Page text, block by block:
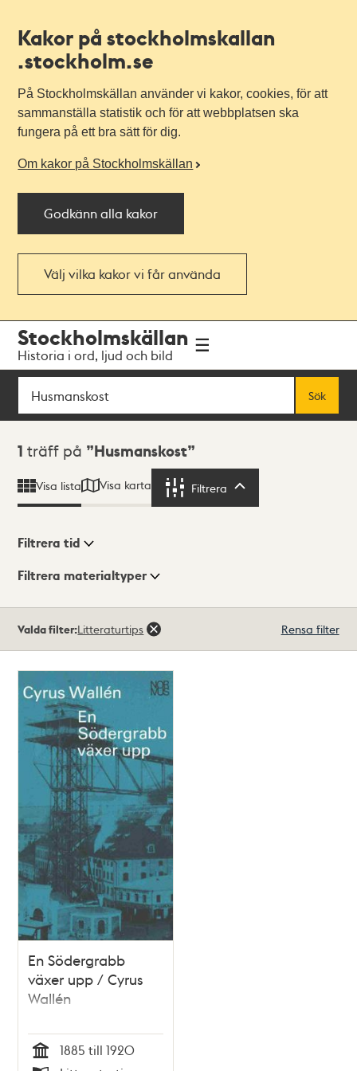
Kakor på stockholmskallan
.stockholm.se
På Stockholmskällan använder vi kakor, cookies, för att
sammanställa statistik och för att webbplatsen ska
fungera på ett bra sätt för dig.
Om kakor på Stockholmskällan
Godkänn alla kakor
Välj vilka kakor vi får använda
navigationen
huvudinnehållet
Stockholmskällan
Historia i ord, ljud och bild
Sök
Sök
Sökresultat
1 träff på Husmanskost
Visa lista Visa karta Filtrera
Visningsläge
Filtrera tid
Filtrera materialtyper
träffar
Valda filter:Litteraturtips Rensa filter
En Södergrabb
växer upp / Cyrus
Wallén
1885 till 1920